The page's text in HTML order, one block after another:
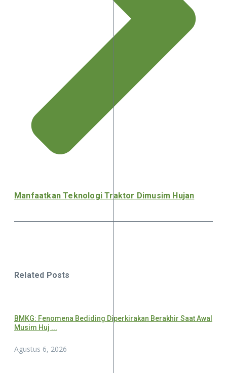
Manfaatkan Teknologi Traktor Dimusim Hujan
Related Posts
BMKG: Fenomena Bediding Diperkirakan Berakhir Saat Awal
Musim Huj ...
Agustus 6, 2026